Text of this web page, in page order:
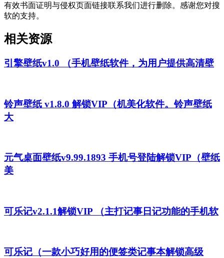
有效书面证明与侵权页面链接联系我们进行删除。感谢您对搜
软的支持。
相关资源
引擎壁纸v1.0 （手机壁纸软件，为用户提供高清壁
铃声壁纸 v1.8.0 解锁VIP（机美化软件。铃声壁纸
大
元气桌面壁纸v9.99.1893 手机号登陆解锁VIP（壁纸
美
可乐记v2.1.1解锁VIP （主打记事日记功能的手机软
可乐记（一款小巧好用的便签类记事本解锁高级